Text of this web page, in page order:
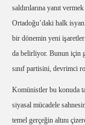
saldırılarına yanıt
Ortadoğu’daki halk
bir dönemin yeni
da belirliyor. Bunun için
sınıf partisini, devrimci
Komünistler bu konuda
siyasal mücadele
temel gerçeğin altını